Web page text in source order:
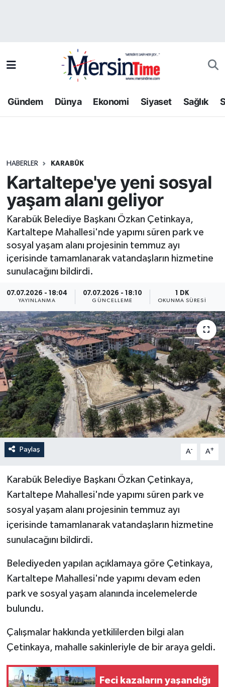
Gündem Dünya Ekonomi Siyaset Sağlık
HABERLER KARABÜK
Kartaltepe'ye yeni sosyal
yaşam alanı geliyor
Karabük Belediye Başkanı Özkan Çetinkaya,
Kartaltepe Mahallesi'nde yapımı süren park ve
sosyal yaşam alanı projesinin temmuz ayı
içerisinde tamamlanarak vatandaşların hizmetine
sunulacağını bildirdi.
07.07.2026 - 18:04
YAYINLANMA
07.07.2026 - 18:10
GÜNCELLEME
1 DK
OKUNMA SÜRESI
Paylaş A- A+
Karabük Belediye Başkanı Özkan Çetinkaya,
Kartaltepe Mahallesi'nde yapımı süren park ve
sosyal yaşam alanı projesinin temmuz ayı
içerisinde tamamlanarak vatandaşların hizmetine
sunulacağını bildirdi.
Belediyeden yapılan açıklamaya göre Çetinkaya,
Kartaltepe Mahallesi'nde yapımı devam eden
park ve sosyal yaşam alanında incelemelerde
bulundu.
Çalışmalar hakkında yetkililerden bilgi alan
Çetinkaya, mahalle sakinleriyle de bir araya geldi.
Feci kazaların yaşandığı
Bilim-Teknoloji
Dünya
Ekonomi
Gündem
Kültür-Sanat
Resmi İlan
Sağlık
Siyaset
Spor
Yaşam
Trafik Durumu
Tüm Manşetler
Haber Arşivi